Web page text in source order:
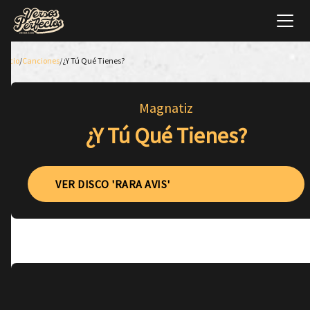
Inicio/Canciones/¿Y Tú Qué Tienes?
Magnatiz
¿Y Tú Qué Tienes?
VER DISCO 'RARA AVIS'